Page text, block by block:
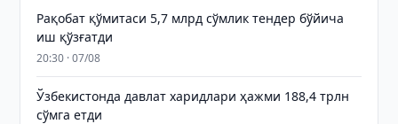
Рақобат қўмитаси 5,7 млрд сўмлик тендер бўйича
иш қўзғатди
20:30 · 07/08
Ўзбекистонда давлат харидлари ҳажми 188,4 трлн
сўмга етди